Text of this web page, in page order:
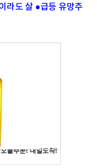
라도 살 ●급등 유망주